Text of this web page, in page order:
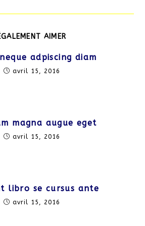
AIMER
adpiscing diam
avril 15, 2016
magna augue eget
avril 15, 2016
libro se cursus ante
avril 15, 2016